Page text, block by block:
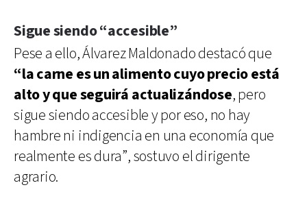
Sigue siendo “accesible”
Pese a ello, Álvarez Maldonado destacó que
“la carne es un alimento cuyo precio está
alto y que seguirá actualizándose, pero
sigue siendo accesible y por eso, no hay
hambre ni indigencia en una economía que
realmente es dura”, sostuvo el dirigente
agrario.